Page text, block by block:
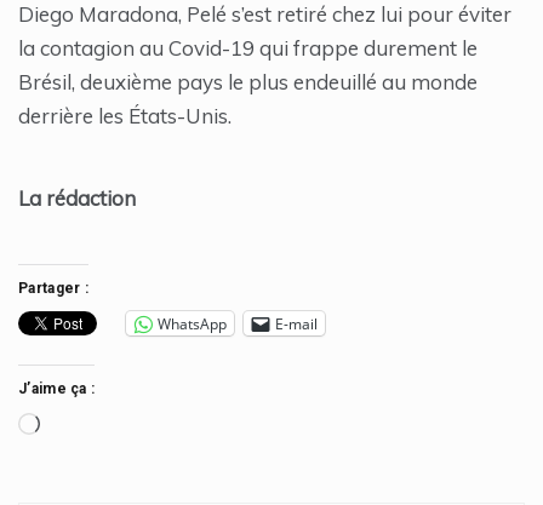
Diego Maradona, Pelé s’est retiré chez lui pour éviter
la contagion au Covid-19 qui frappe durement le
Brésil, deuxième pays le plus endeuillé au monde
derrière les États-Unis.
La rédaction
Partager :
WhatsApp E-mail
J’aime ça :
Chargement…